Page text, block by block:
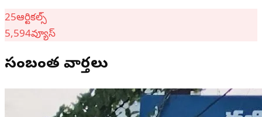
25ఆర్టికల్స్
5,594వ్యూస్
సంబంధిత వార్తలు